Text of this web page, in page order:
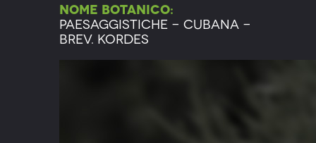
Nome botanico:
Paesaggistiche - Cubana -
Brev. Kordes